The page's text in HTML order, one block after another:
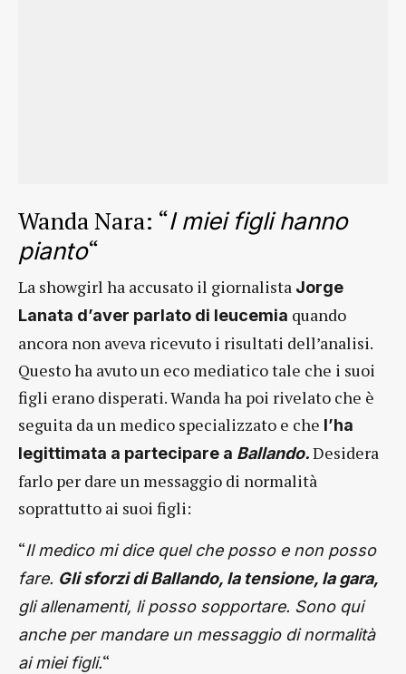
Wanda Nara: “I miei figli hanno
pianto“
La showgirl ha accusato il giornalista Jorge
Lanata d’aver parlato di leucemia quando
ancora non aveva ricevuto i risultati dell’analisi.
Questo ha avuto un eco mediatico tale che i suoi
figli erano disperati. Wanda ha poi rivelato che è
seguita da un medico specializzato e che l’ha
legittimata a partecipare a Ballando.Desidera
farlo per dare un messaggio di normalità
soprattutto ai suoi figli:
“Il medico mi dice quel che posso e non posso
fare. Gli sforzi di Ballando, la tensione, la gara,
gli allenamenti, li posso sopportare. Sono qui
anche per mandare un messaggio di normalità
ai miei figli.“